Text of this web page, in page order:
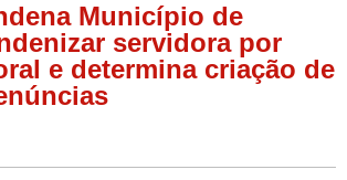
Município de
servidora por
e determina criação de